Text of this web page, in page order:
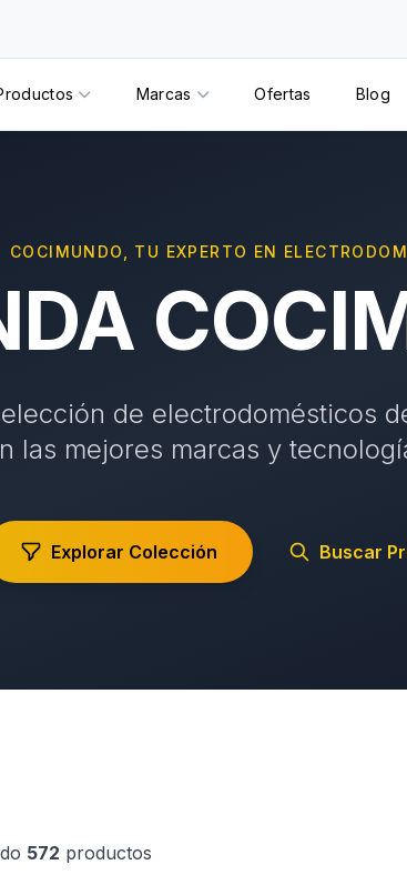
Marcas Ofertas Blog
COCIMUNDO, TU EXPERTO EN
de electrodomésticos
las mejores marcas y
Explorar Colección Buscar
572 productos